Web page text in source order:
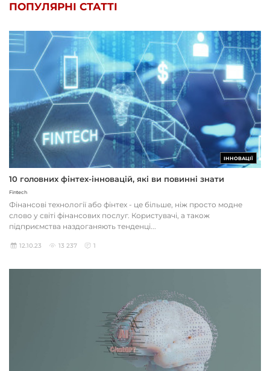
ПОПУЛЯРНІ СТАТТІ
ІННОВАЦІЇ
10 головних фінтех-інновацій, які ви повинні знати
Fintech
Фінансові технології або фінтех - це більше, ніж просто модне
слово у світі фінансових послуг. Користувачі, а також
підприємства наздоганяють тенденці...
12.10.23 13 237 1